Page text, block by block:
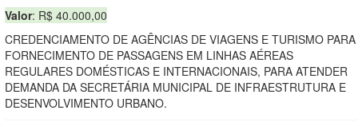
Valor: R$ 40.000,00
CREDENCIAMENTO DE AGÊNCIAS DE VIAGENS E TURISMO PARA
FORNECIMENTO DE PASSAGENS EM LINHAS AÉREAS
REGULARES DOMÉSTICAS E INTERNACIONAIS, PARA ATENDER
DEMANDA DA SECRETÁRIA MUNICIPAL DE INFRAESTRUTURA E
DESENVOLVIMENTO URBANO.